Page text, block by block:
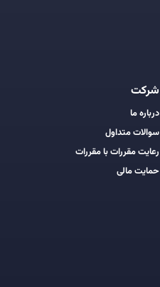
شرکت
درباره ما
سوالات متداول
رعایت مقررات با مقررات
حمایت مالی